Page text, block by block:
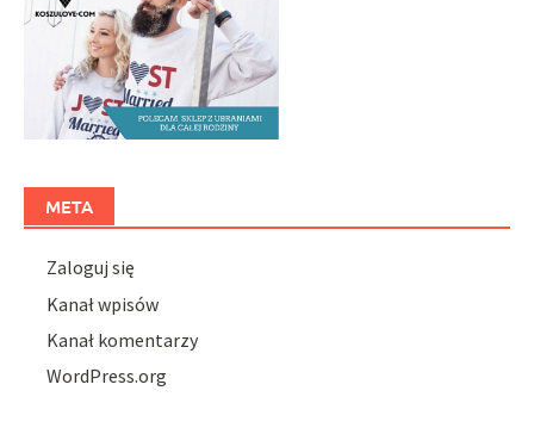
META
Zaloguj się
Kanał wpisów
Kanał komentarzy
WordPress.org